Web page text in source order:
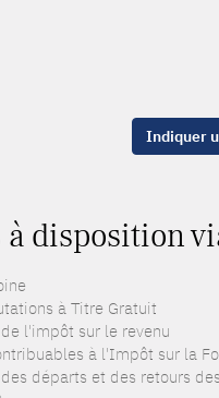
Indiquer
disposition
à Titre Gratuit
l'impôt sur le revenu
à l'Impôt sur la
des départs et des retours